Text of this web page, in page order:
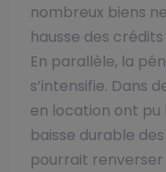
nombreux biens
hausse des
En parallèle, la
s’intensifie. Dans
en location ont pu
baisse durable
pourrait renverser